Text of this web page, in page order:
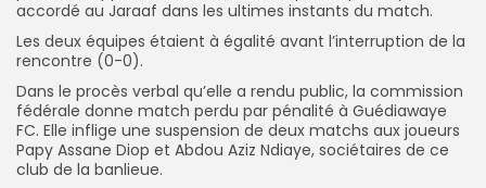
accordé au Jaraaf dans les ultimes instants du match.
Les deux équipes étaient à égalité avant l’interruption de la
rencontre (0-0).
Dans le procès verbal qu’elle a rendu public, la commission
fédérale donne match perdu par pénalité à Guédiawaye
FC. Elle inflige une suspension de deux matchs aux joueurs
Papy Assane Diop et Abdou Aziz Ndiaye, sociétaires de ce
club de la banlieue.